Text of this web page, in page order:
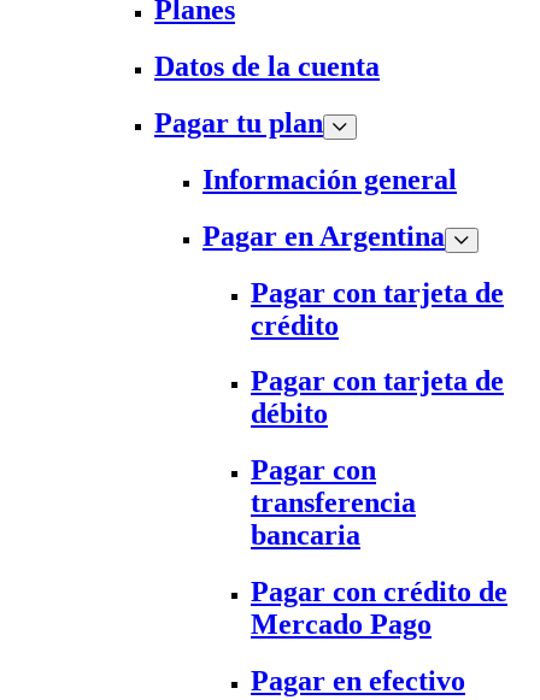
Planes
Datos de la cuenta
Pagar tu plan
Información general
Pagar en Argentina
Pagar con tarjeta de
crédito
Pagar con tarjeta de
débito
Pagar con
transferencia
bancaria
Pagar con crédito de
Mercado Pago
Pagar en efectivo